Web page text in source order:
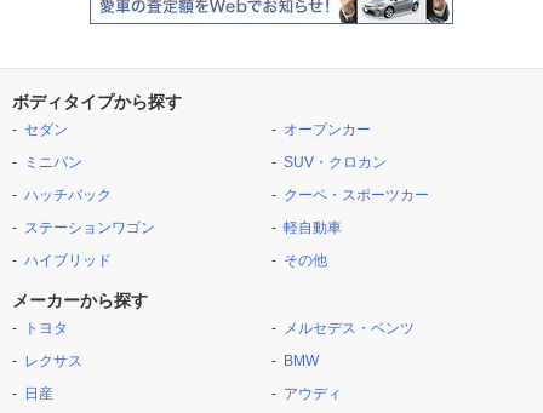
ボディタイプから探す
セダン
ミニバン
ハッチバック
ステーションワゴン
ハイブリッド
オープンカー
SUV・クロカン
クーペ・スポーツカー
軽自動車
その他
メーカーから探す
トヨタ
レクサス
日産
メルセデス・ベンツ
BMW
アウディ